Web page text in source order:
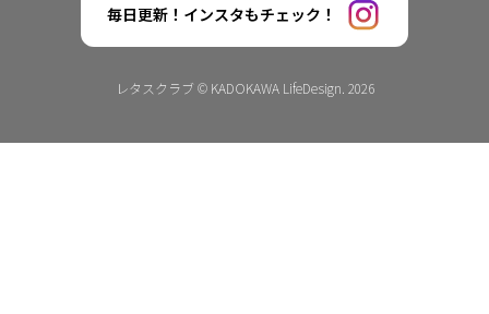
毎日更新！インスタもチェック！
レタスクラブ © KADOKAWA LifeDesign. 2026